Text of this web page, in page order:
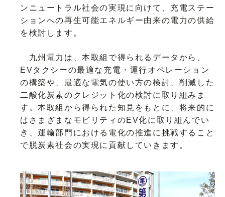
ンニュートラル社会の実現に向けて、充電ステー
ションへの再生可能エネルギー由来の電力の供給
を検討します。
九州電力は、本取組で得られるデータから、
EVタクシーの最適な充電・運行オペレーション
の構築や、最適な電気の使い方の検討、削減した
二酸化炭素のクレジット化の検討に取り組みま
す。本取組から得られた知見をもとに、将来的に
はさまざまなモビリティのEV化に取り組んでい
き、運輸部門における電化の推進に挑戦すること
で脱炭素社会の実現に貢献していきます。